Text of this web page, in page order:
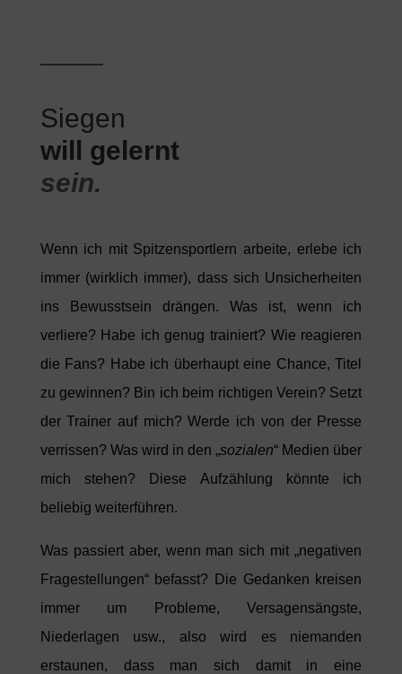
Siegen
will gelernt
sein.
Wenn ich mit Spitzensportlern arbeite, erlebe ich
immer (wirklich immer), dass sich Unsicherheiten
ins Bewusstsein drängen. Was ist, wenn ich
verliere? Habe ich genug trainiert? Wie reagieren
die Fans? Habe ich überhaupt eine Chance, Titel
zu gewinnen? Bin ich beim richtigen Verein? Setzt
der Trainer auf mich? Werde ich von der Presse
verrissen? Was wird in den „sozialen“ Medien über
mich stehen? Diese Aufzählung könnte ich
beliebig weiterführen.
Was passiert aber, wenn man sich mit „negativen
Fragestellungen“ befasst? Die Gedanken kreisen
immer um Probleme, Versagensängste,
Niederlagen usw., also wird es niemanden
erstaunen, dass man sich damit in eine